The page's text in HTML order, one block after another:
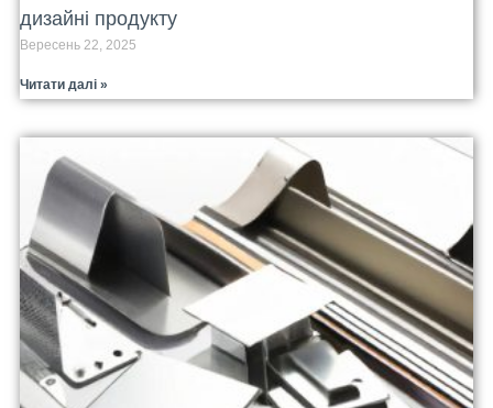
дизайні продукту
Вересень 22, 2025
Читати далі »